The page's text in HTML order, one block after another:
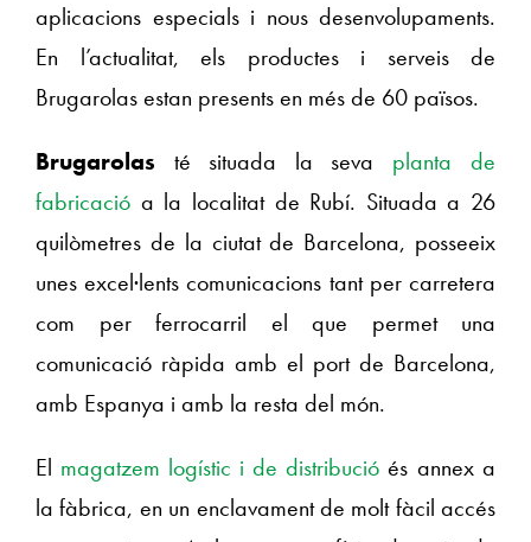
aplicacions especials i nous desenvolupaments.
En l’actualitat, els productes i serveis de
Brugarolas estan presents en més de 60 països.
Brugarolas té situada la seva planta de
fabricació a la localitat de Rubí. Situada a 26
quilòmetres de la ciutat de Barcelona, posseeix
unes excel·lents comunicacions tant per carretera
com per ferrocarril el que permet una
comunicació ràpida amb el port de Barcelona,
amb Espanya i amb la resta del món.
El magatzem logístic i de distribució és annex a
la fàbrica, en un enclavament de molt fàcil accés